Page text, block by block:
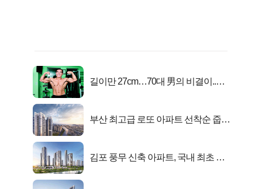
길이만 27cm…70대 男의 비결이..충
부산 최고급 로또 아파트 선착순 줍줍
김포 풍무 신축 아파트, 국내 최초 반